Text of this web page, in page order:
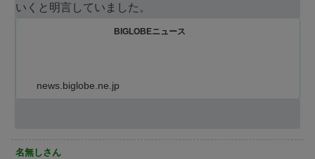
いくと明言していました。
BIGLOBEニュース
news.biglobe.ne.jp
名無しさん